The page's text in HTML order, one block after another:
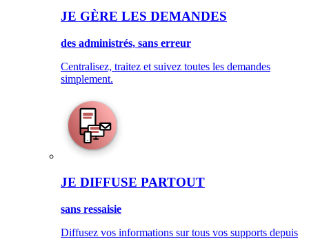
JE GÈRE LES DEMANDES
des administrés, sans erreur
Centralisez, traitez et suivez toutes les demandes
simplement.
JE DIFFUSE PARTOUT
sans ressaisie
Diffusez vos informations sur tous vos supports depuis